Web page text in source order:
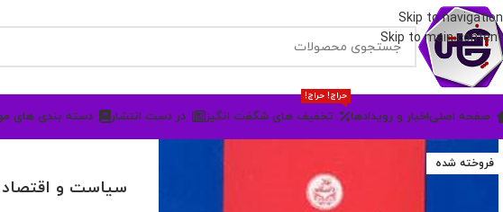
Skip to navigation
Skip to main content
صفحه اصلیاخبار و رویدادها تخفیف های شگفت انگیز
حراج! حراج!
در دست انتشار دسته بندی های
فروخته شده
سیاست و اقتصاد